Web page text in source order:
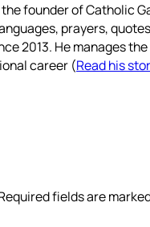
founder of Catholic
prayers,
2013. He manages
career (Read his
fields are